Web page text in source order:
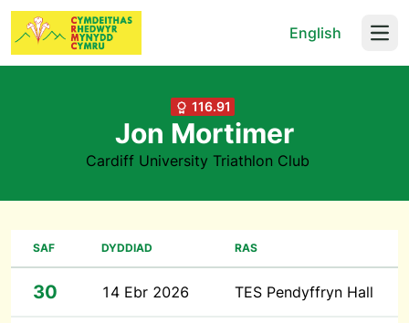
English
116.91
Jon Mortimer
Cardiff University Triathlon Club
SAF DYDDIAD RAS
30 14 Ebr 2026 TES Pendyffryn Hall